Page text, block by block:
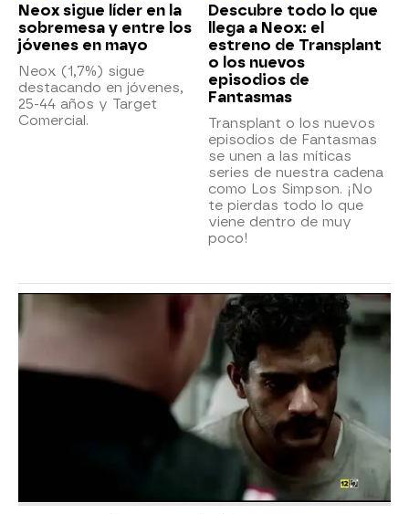
Neox sigue líder en la
sobremesa y entre los
jóvenes en mayo
Neox (1,7%) sigue
destacando en jóvenes,
25-44 años y Target
Comercial.
Descubre todo lo que
llega a Neox: el
estreno de Transplant
o los nuevos
episodios de
Fantasmas
Transplant o los nuevos
episodios de Fantasmas
se unen a las míticas
series de nuestra cadena
como Los Simpson. ¡No
te pierdas todo lo que
viene dentro de muy
poco!